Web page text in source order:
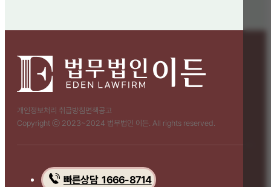
개인정보처리 취급방침 면책공고
Copyright ⓒ 2023~2024 법무법인 이든. All rights reserved.
빠른상담 1666-8714